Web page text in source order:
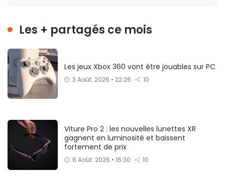
Les + partagés ce mois
Les jeux Xbox 360 vont être jouables sur PC
3 Août. 2026 • 22:26 10
Viture Pro 2 : les nouvelles lunettes XR
gagnent en luminosité et baissent
fortement de prix
6 Août. 2026 • 15:30 10